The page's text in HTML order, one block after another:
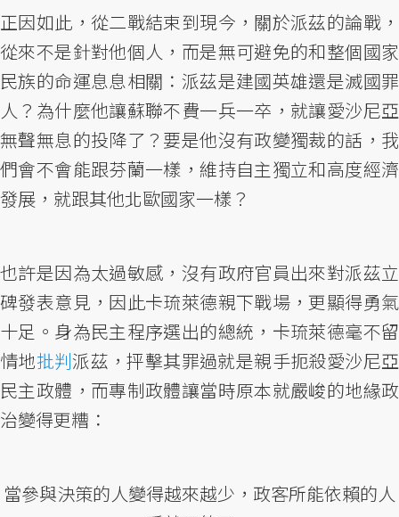
正因如此，從二戰結束到現今，關於派茲的論戰，
從來不是針對他個人，而是無可避免的和整個國家
民族的命運息息相關：派茲是建國英雄還是滅國罪
人？為什麼他讓蘇聯不費一兵一卒，就讓愛沙尼亞
無聲無息的投降了？要是他沒有政變獨裁的話，我
們會不會能跟芬蘭一樣，維持自主獨立和高度經濟
發展，就跟其他北歐國家一樣？
也許是因為太過敏感，沒有政府官員出來對派茲立
碑發表意見，因此卡琉萊德親下戰場，更顯得勇氣
十足。身為民主程序選出的總統，卡琉萊德毫不留
情地批判派茲，抨擊其罪過就是親手扼殺愛沙尼亞
民主政體，而專制政體讓當時原本就嚴峻的地緣政
治變得更糟：
當參與決策的人變得越來越少，政客所能依賴的人